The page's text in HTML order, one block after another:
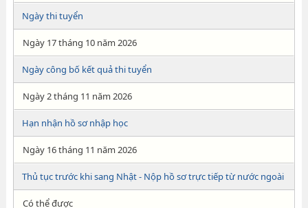
Ngày thi tuyển
Ngày 17 tháng 10 năm 2026
Ngày công bố kết quả thi tuyển
Ngày 2 tháng 11 năm 2026
Hạn nhận hồ sơ nhập học
Ngày 16 tháng 11 năm 2026
Thủ tục trước khi sang Nhật - Nộp hồ sơ trực tiếp từ nước ngoài
Có thể được